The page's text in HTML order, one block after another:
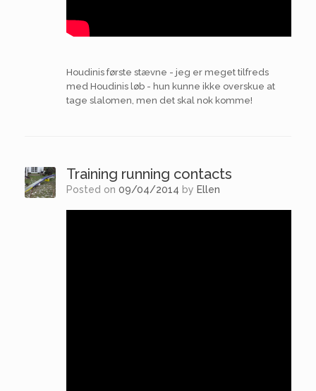
Houdinis første stævne - jeg er meget tilfreds
med Houdinis løb - hun kunne ikke overskue at
tage slalomen, men det skal nok komme!
Training running contacts
Posted on 09/04/2014 by Ellen